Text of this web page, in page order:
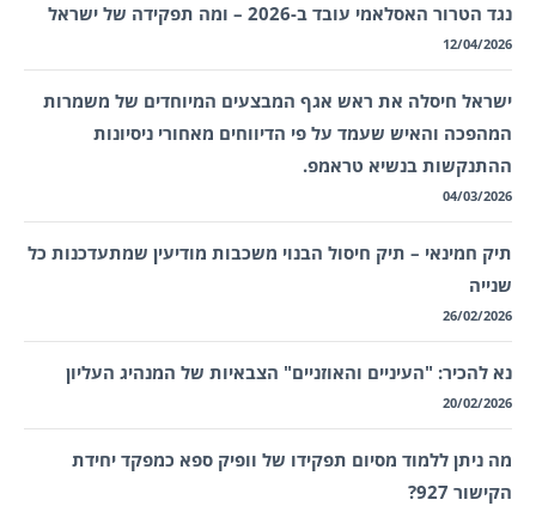
נגד הטרור האסלאמי עובד ב-2026 – ומה תפקידה של ישראל
12/04/2026
ישראל חיסלה את ראש אגף המבצעים המיוחדים של משמרות
המהפכה והאיש שעמד על פי הדיווחים מאחורי ניסיונות
ההתנקשות בנשיא טראמפ.
04/03/2026
תיק חמינאי – תיק חיסול הבנוי משכבות מודיעין שמתעדכנות כל
שנייה
26/02/2026
נא להכיר: "העיניים והאוזניים" הצבאיות של המנהיג העליון
20/02/2026
מה ניתן ללמוד מסיום תפקידו של וופיק ספא כמפקד יחידת
הקישור 927?